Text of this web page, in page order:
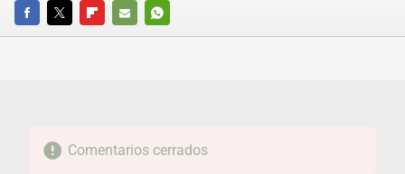
FACEBOOKTWITTERFLIPBOARD
E-
WHATSAPP
Comentarios cerrados